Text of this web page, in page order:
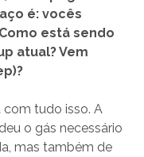
é: vocês
está sendo
atual? Vem
tudo isso. A
o gás necessário
mas também de